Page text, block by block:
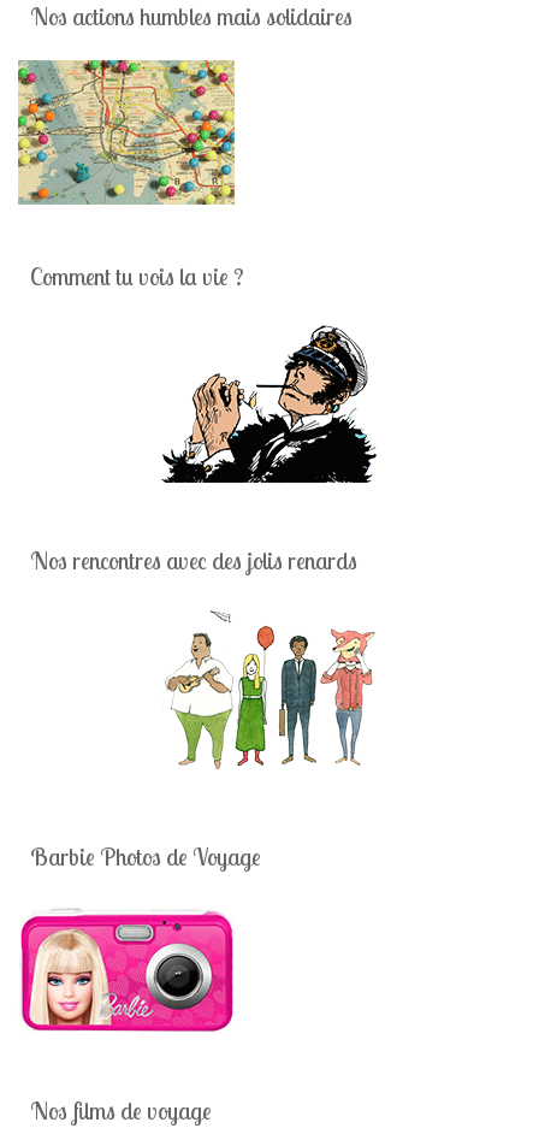
Nos actions humbles mais solidaires
Comment tu vois la vie ?
Nos rencontres avec des jolis renards
Barbie Photos de Voyage
Nos films de voyage